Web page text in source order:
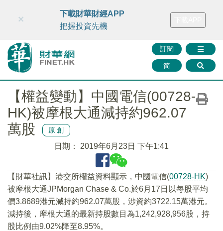
財華智庫網 FINTV FINMETA 財華證券 媒體矩陣
訂閱
简
×
下載財華財經APP
把握投資先機
【權益變動】中國電信(00728-
HK)被摩根大通減持約962.07
萬股
原創
日期： 2019年6月23日 下午1:41
【財華社訊】港交所權益資料顯示，中國電信(00728-HK)
被摩根大通JPMorgan Chase & Co.於6月17日以每股平均
價3.8689港元減持約962.07萬股，涉資約3722.15萬港元。
減持後，摩根大通的最新持股數目為1,242,928,956股，持
股比例由9.02%降至8.95%。